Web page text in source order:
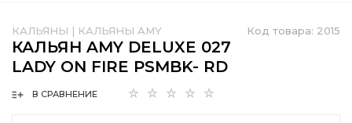
Код товара: 2015
КАЛЬЯНЫ | КАЛЬЯНЫ AMY
КАЛЬЯН AMY DELUXE 027
LADY ON FIRE PSMBK- RD
В СРАВНЕНИЕ